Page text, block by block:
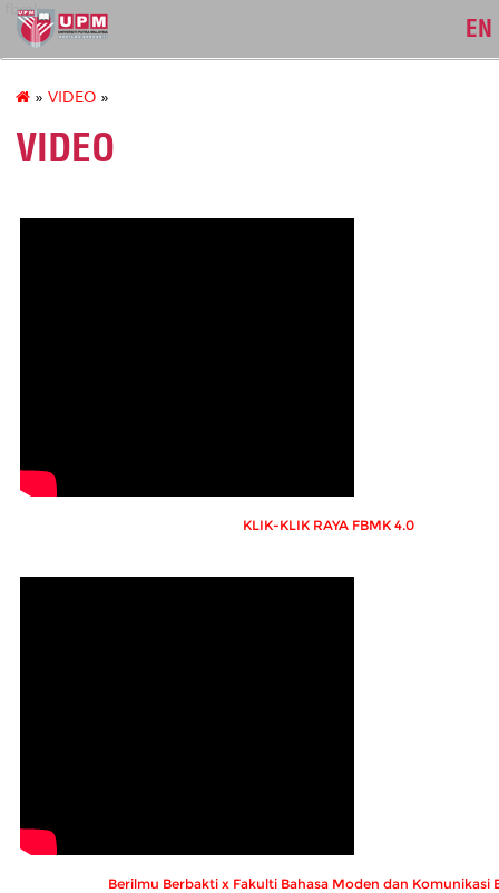
fbmk
EN
» VIDEO »
VIDEO
KLIK-KLIK RAYA FBMK 4.0
Berilmu Berbakti x Fakulti Bahasa Moden dan Komunikasi